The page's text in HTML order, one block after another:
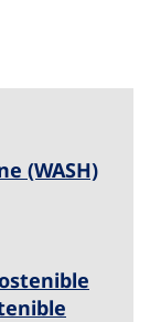
(WASH)